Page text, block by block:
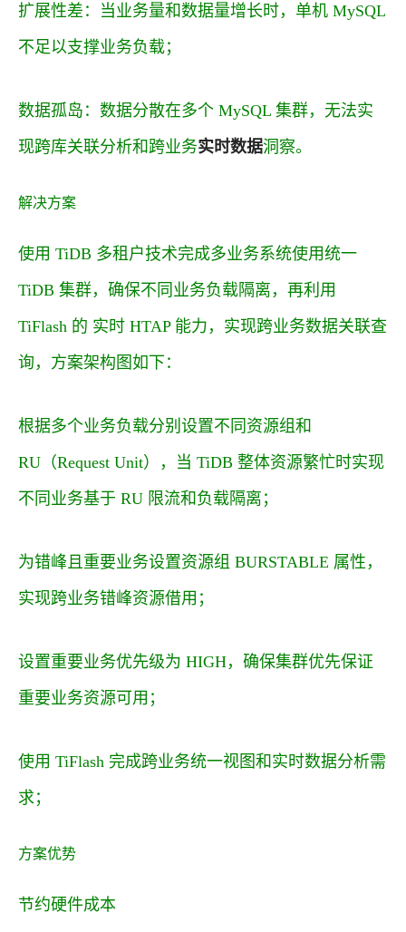
扩展性差：当业务量和数据量增长时，单机 MySQL
不足以支撑业务负载；
数据孤岛：数据分散在多个 MySQL 集群，无法实
现跨库关联分析和跨业务实时数据洞察。
解决方案
使用 TiDB 多租户技术完成多业务系统使用统一
TiDB 集群，确保不同业务负载隔离，再利用
TiFlash 的 实时 HTAP 能力，实现跨业务数据关联查
询，方案架构图如下：
根据多个业务负载分别设置不同资源组和
RU（Request Unit），当 TiDB 整体资源繁忙时实现
不同业务基于 RU 限流和负载隔离；
为错峰且重要业务设置资源组 BURSTABLE 属性，
实现跨业务错峰资源借用；
设置重要业务优先级为 HIGH，确保集群优先保证
重要业务资源可用；
使用 TiFlash 完成跨业务统一视图和实时数据分析需
求；
方案优势
节约硬件成本